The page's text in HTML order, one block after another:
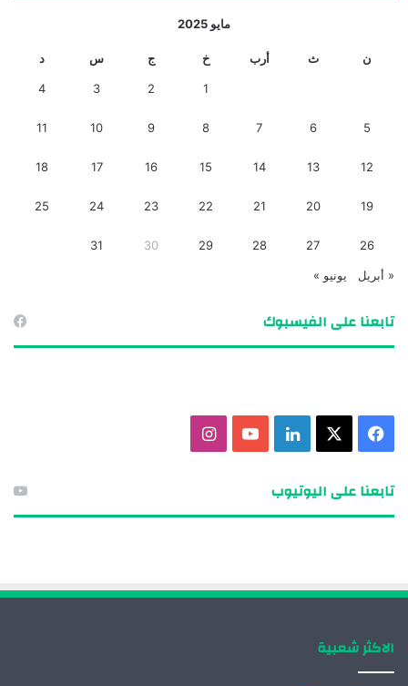
مايو 2025
ن ث أرب خ ج س د
1
2
3
4
5
6
7
8
9
10
11
12
13
14
15
16
17
18
19
20
21
22
23
24
25
26
27
28
29
30
31
« أبريل يونيو »
تابعنا على الفيسبوك
تابعنا على اليوتيوب
الاكثر شعبية